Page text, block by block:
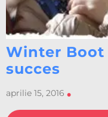
Winter Boot
succes
aprilie 15, 2016 •